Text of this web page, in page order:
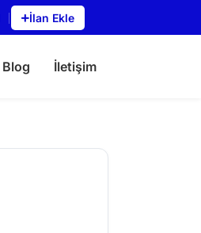
İlan Ekle
Blog İletişim